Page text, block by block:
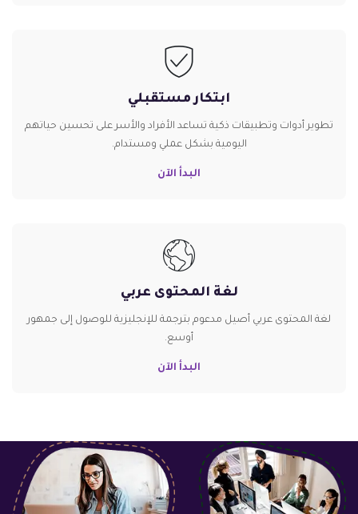
ابتكار مستقبلي
تطوير أدوات وتطبيقات ذكية تساعد الأفراد والأسر على تحسين حياتهم
اليومية بشكل عملي ومستدام.
البدأ الآن
لغة المحتوى عربي
لغة المحتوى عربي أصيل مدعوم بترجمة للإنجليزية للوصول إلى جمهور
أوسع.
البدأ الآن